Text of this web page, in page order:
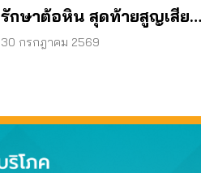
รักษาต้อหิน สุดท้ายสูญเสียด
วงตา 1 ข้าง
30 กรกฎาคม 2569